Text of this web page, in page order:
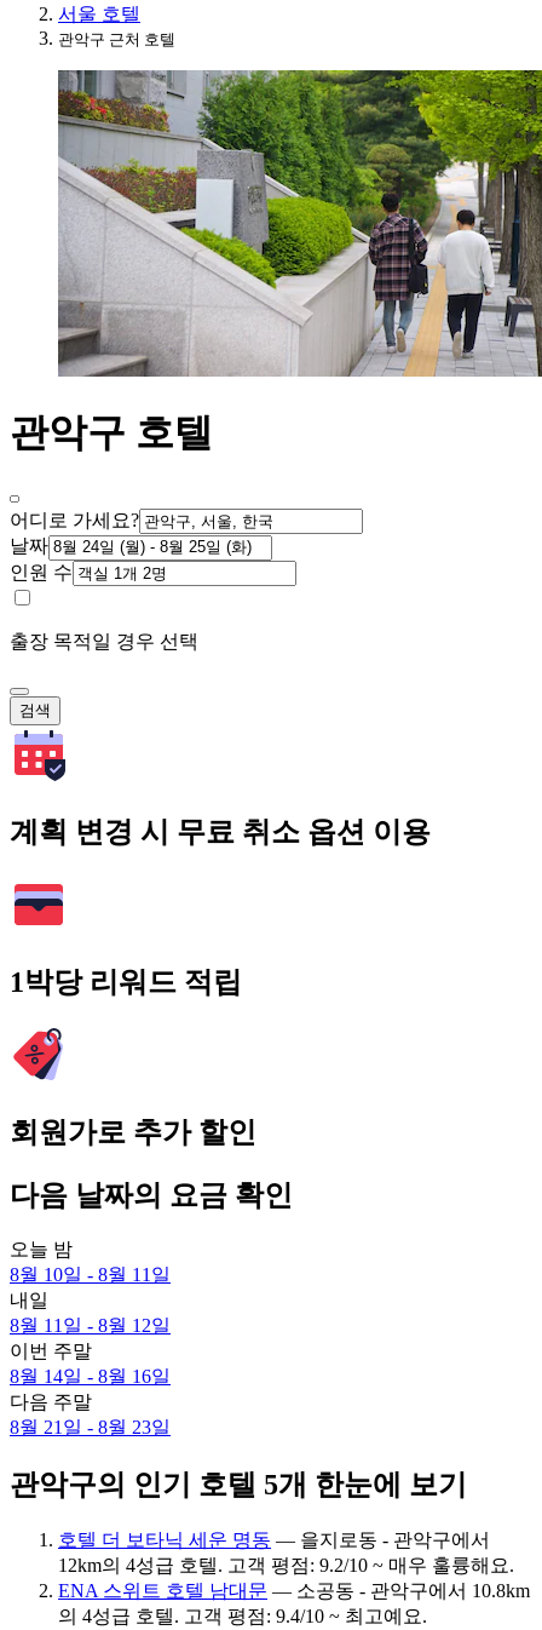
서울 호텔
관악구 근처 호텔
관악구 호텔
어디로 가세요?
날짜
인원 수
출장 목적일 경우 선택
검색
계획 변경 시 무료 취소 옵션 이용
1박당 리워드 적립
회원가로 추가 할인
다음 날짜의 요금 확인
오늘 밤
8월 10일 - 8월 11일
내일
8월 11일 - 8월 12일
이번 주말
8월 14일 - 8월 16일
다음 주말
8월 21일 - 8월 23일
관악구의 인기 호텔 5개 한눈에 보기
호텔 더 보타닉 세운 명동 — 을지로동 - 관악구에서
12km의 4성급 호텔. 고객 평점: 9.2/10 ~ 매우 훌륭해요.
ENA 스위트 호텔 남대문 — 소공동 - 관악구에서 10.8km
의 4성급 호텔. 고객 평점: 9.4/10 ~ 최고예요.